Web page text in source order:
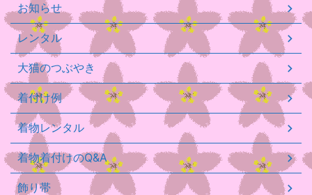
お知らせ
レンタル
大猫のつぶやき
着付け例
着物レンタル
着物着付けのQ&A
飾り帯